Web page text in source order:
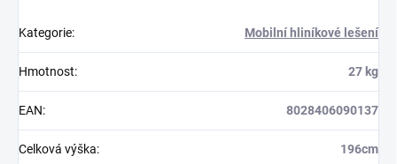
Kategorie: Mobilní hliníkové lešení
Hmotnost: 27 kg
EAN: 8028406090137
Celková výška: 196cm